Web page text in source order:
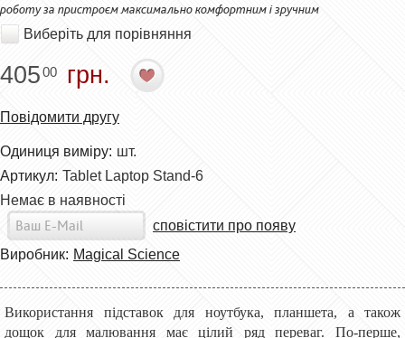
роботу за пристроєм максимально комфортним і зручним
Виберіть для порівняння
40500 грн.
Повідомити другу
Одиниця виміру: шт.
Артикул: Tablet Laptop Stand-6
Немає в наявності
сповістити про появу
Виробник: Magical Science
Використання підставок для ноутбука, планшета, а також
дощок для малювання має цілий ряд переваг. По-перше,